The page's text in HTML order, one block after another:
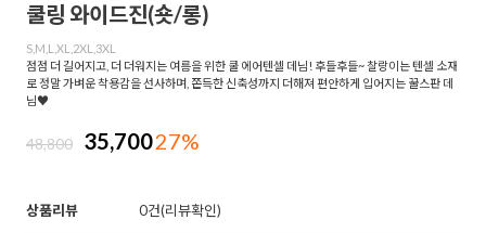
쿨링 와이드진(숏/롱)
S,M,L,XL,2XL,3XL
점점 더 길어지고, 더 더워지는 여름을 위한 쿨 에어텐셀 데님! 후들후들~ 찰랑이는 텐셀 소재
로 정말 가벼운 착용감을 선사하며, 쫀득한 신축성까지 더해져 편안하게 입어지는 꿀스판 데
님♥
48,800 35,70027%
상품리뷰 0